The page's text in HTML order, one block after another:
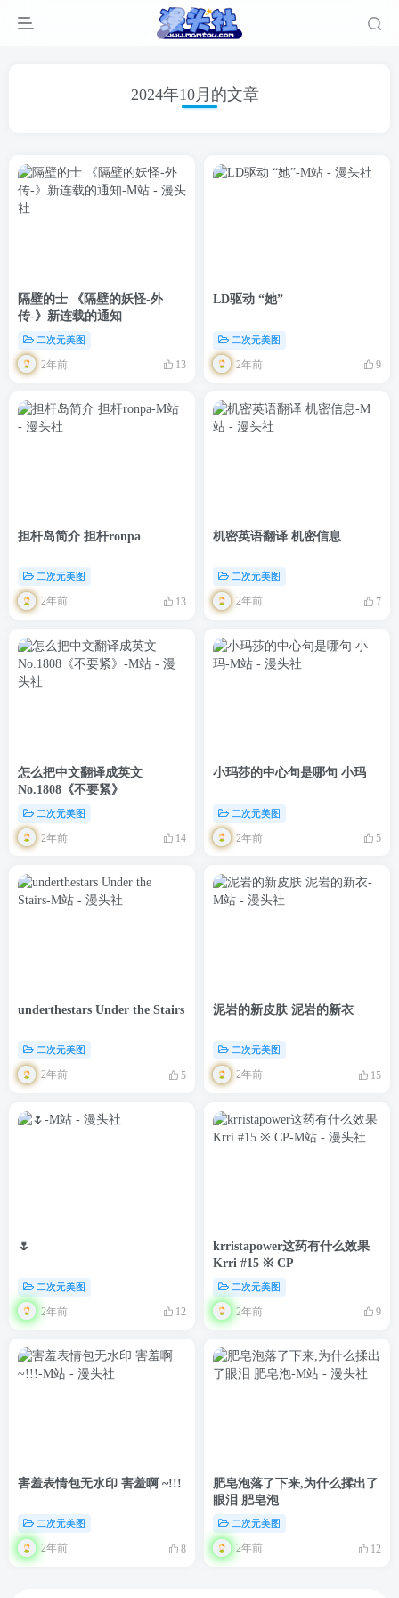
2024年10月的文章
隔壁的士 《隔壁的妖怪-外
传-》新连载的通知
二次元美图
2年前 13
LD驱动 “她”
二次元美图
2年前 9
担杆岛简介 担杆ronpa
二次元美图
2年前 13
机密英语翻译 机密信息
二次元美图
2年前 7
怎么把中文翻译成英文
No.1808《不要紧》
二次元美图
2年前 14
小玛莎的中心句是哪句 小玛
二次元美图
2年前 5
underthestars Under the Stairs
二次元美图
2年前 5
泥岩的新皮肤 泥岩的新衣
二次元美图
2年前 15
🌷
二次元美图
2年前 12
krristapower这药有什么效果
Krri #15 ※ CP
二次元美图
2年前 9
害羞表情包无水印 害羞啊 ~!!!
二次元美图
2年前 8
肥皂泡落了下来,为什么揉出了
眼泪 肥皂泡
二次元美图
2年前 12